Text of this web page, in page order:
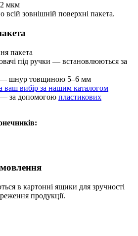
мкм
всій зовнішній поверхні пакета.
пакета
під ручки — встановлюються за
— шнур товщиною 5–6 мм
вибір за нашим каталогом
за допомогою пластикових
в картонні ящики для зручності
продукції.